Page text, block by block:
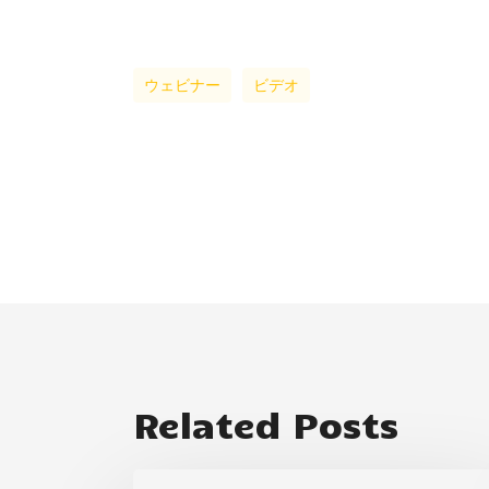
ウェビナー ビデオ
Related Posts